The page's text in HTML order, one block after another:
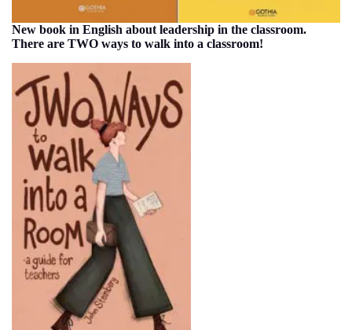
New book in English about leadership in the classroom.
There are TWO ways to walk into a classroom!